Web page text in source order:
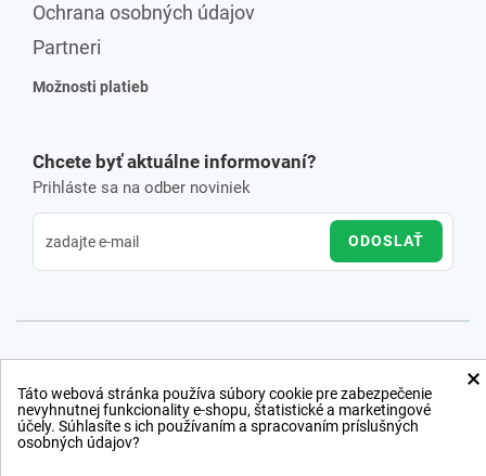
Ochrana osobných údajov
Partneri
Možnosti platieb
Chcete byť aktuálne informovaní?
Prihláste sa na odber noviniek
ODOSLAŤ
×
Táto webová stránka používa súbory cookie pre zabezpečenie
nevyhnutnej funkcionality e-shopu, štatistické a marketingové
účely. Súhlasíte s ich používaním a spracovaním príslušných
osobných údajov?